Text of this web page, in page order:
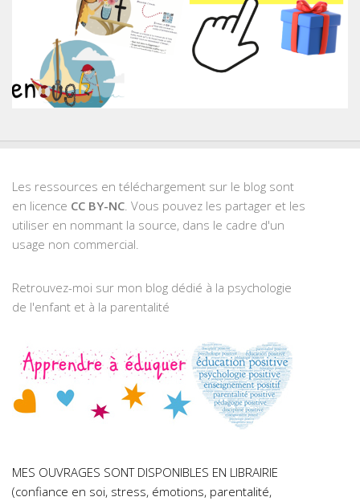
Les ressources en téléchargement sur le blog sont
en licence CC BY-NC. Vous pouvez les partager et les
utiliser en nommant la source, dans le cadre d'un
usage non commercial.
Retrouvez-moi sur mon blog dédié à la psychologie
de l'enfant et à la parentalité
MES OUVRAGES SONT DISPONIBLES EN LIBRAIRIE
(confiance en soi, stress, émotions, parentalité,